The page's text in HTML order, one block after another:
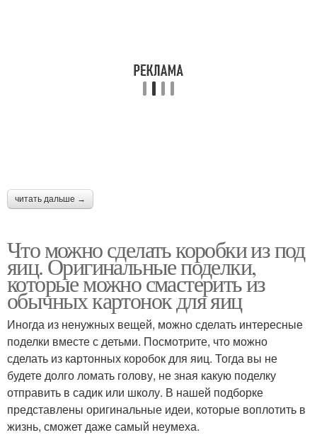
читать дальше →
Что можно сделать коробки из под
яиц. Оригинальные поделки,
которые можно смастерить из
обычных картонок для яиц
Иногда из ненужных вещей, можно сделать интересные
поделки вместе с детьми. Посмотрите, что можно
сделать из картонных коробок для яиц. Тогда вы не
будете долго ломать голову, не зная какую поделку
отправить в садик или школу. В нашей подборке
представлены оригинальные идеи, которые воплотить в
жизнь, сможет даже самый неумеха.